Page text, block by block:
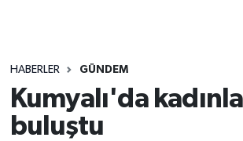
HABERLER GÜNDEM
Kumyalı'da
buluştu